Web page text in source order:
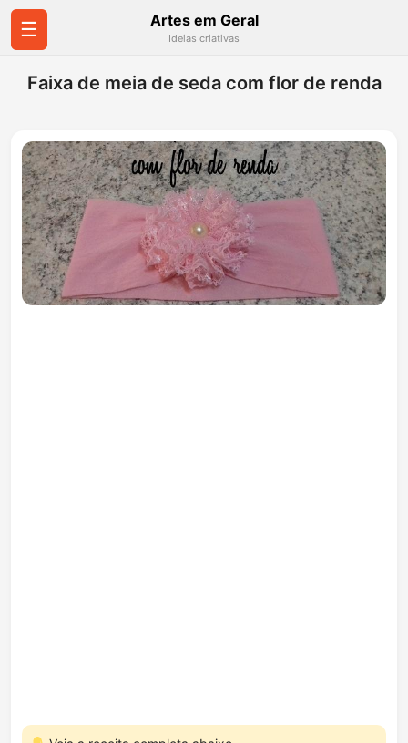
☰ Artes em Geral
Ideias criativas
Faixa de meia de seda com flor de renda